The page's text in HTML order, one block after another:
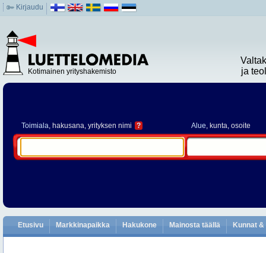
Kirjaudu
Kotimainen yrityshakemisto
ja
Toimiala, hakusana, yrityksen nimi ? Alue, kunta, osoite
Etusivu Markkinapaikka Hakukone Mainosta täällä Kunnat